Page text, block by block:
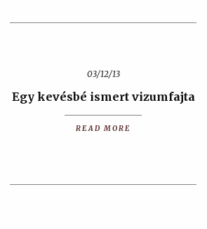
03/12/13
Egy kevésbé ismert vizumfajta
READ MORE